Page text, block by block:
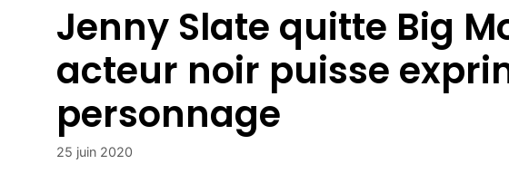
Jenny Slate quitte Big
acteur noir puisse
personnage
25 juin 2020